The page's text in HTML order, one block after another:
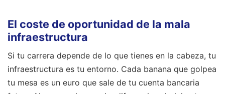
El coste de oportunidad de la mala
infraestructura
Si tu carrera depende de lo que tienes en la cabeza, tu
infraestructura es tu entorno. Cada banana que golpea
tu mesa es un euro que sale de tu cuenta bancaria